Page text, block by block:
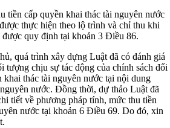
tiền cấp quyền khai thác tài nguyên nước
thực hiện theo lộ trình và chỉ thu khi
quy định tại khoản 3 Điều 86.
quá trình xây dựng Luật đã có đánh giá
tượng chịu sự tác động của chính sách đối
khai thác tài nguyên nước tại nội dung
nước. Đồng thời, dự thảo Luật đã
tiết về phương pháp tính, mức thu tiền
nước tại khoản 6 Điều 69. Do đó, xin